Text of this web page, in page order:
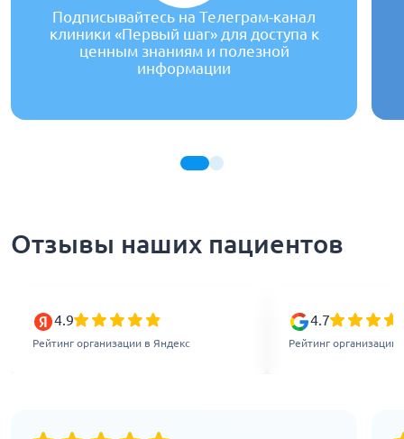
Подписывайтесь на Телеграм-канал
клиники «Первый шаг» для доступа к
ценным знаниям и полезной
информации
Отзывы наших пациентов
4.9
Рейтинг организации в Яндекс
4.7
Рейтинг организации